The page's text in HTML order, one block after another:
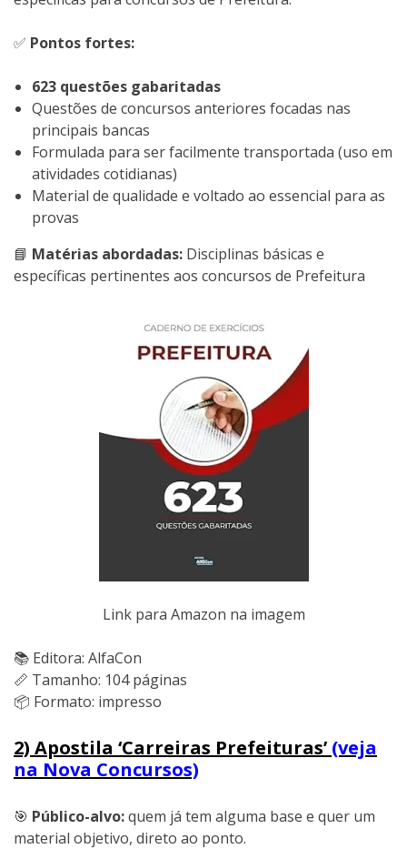
✅ Pontos fortes:
623 questões gabaritadas
Questões de concursos anteriores focadas nas
principais bancas
Formulada para ser facilmente transportada (uso em
atividades cotidianas)
Material de qualidade e voltado ao essencial para as
provas
📘 Matérias abordadas: Disciplinas básicas e
específicas pertinentes aos concursos de Prefeitura
Link para Amazon na imagem
📚 Editora: AlfaCon
📏 Tamanho: 104 páginas
📦 Formato: impresso
2) Apostila ‘Carreiras Prefeituras’ (veja
na Nova Concursos)
🎯 Público-alvo:quem já tem alguma base e quer um
material objetivo, direto ao ponto.